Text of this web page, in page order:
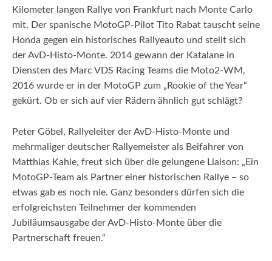
Kilometer langen Rallye von Frankfurt nach Monte Carlo
mit. Der spanische MotoGP-Pilot Tito Rabat tauscht seine
Honda gegen ein historisches Rallyeauto und stellt sich
der AvD-Histo-Monte. 2014 gewann der Katalane in
Diensten des Marc VDS Racing Teams die Moto2-WM,
2016 wurde er in der MotoGP zum „Rookie of the Year“
gekürt. Ob er sich auf vier Rädern ähnlich gut schlägt?
Peter Göbel, Rallyeleiter der AvD-Histo-Monte und
mehrmaliger deutscher Rallyemeister als Beifahrer von
Matthias Kahle, freut sich über die gelungene Liaison: „Ein
MotoGP-Team als Partner einer historischen Rallye – so
etwas gab es noch nie. Ganz besonders dürfen sich die
erfolgreichsten Teilnehmer der kommenden
Jubiläumsausgabe der AvD-Histo-Monte über die
Partnerschaft freuen.“